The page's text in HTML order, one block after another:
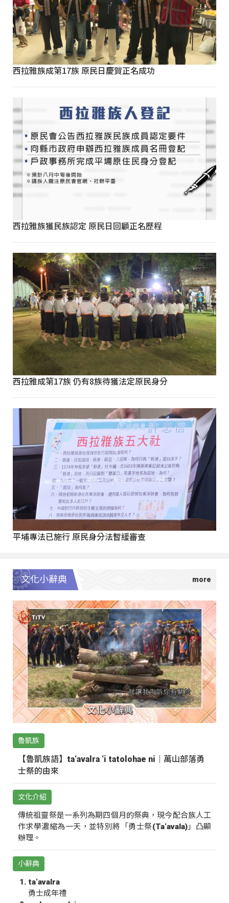
西拉雅族成第17族 原民日慶賀正名成功
西拉雅族獲民族認定 原民日回顧正名歷程
西拉雅成第17族 仍有8族待獲法定原民身分
平埔專法已施行 原民身分法暫緩審查
文化小辭典
魯凱族
【魯凱族語】ta‘avalra ‘i tatolohae ni｜萬山部落勇
士祭的由來
文化介紹
傳統祖靈祭是一系列為期四個月的祭典，現今配合族人工
作求學濃縮為一天，並特別將「勇士祭(Ta‘avala)」凸顯
辦理。
小辭典
ta‘avalra
勇士成年禮